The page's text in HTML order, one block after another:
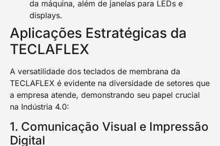
da máquina, além de janelas para LEDs e
displays.
Aplicações Estratégicas da
TECLAFLEX
A versatilidade dos teclados de membrana da
TECLAFLEX é evidente na diversidade de setores que
a empresa atende, demonstrando seu papel crucial
na Indústria 4.0:
1. Comunicação Visual e Impressão
Digital